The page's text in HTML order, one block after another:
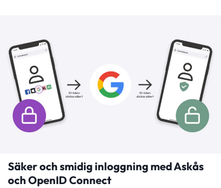
Säker och smidig inloggning med Askås
och OpenID Connect